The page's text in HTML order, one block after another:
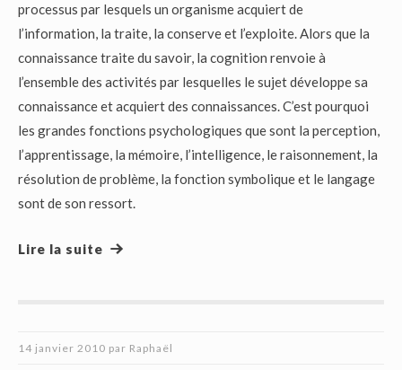
processus par lesquels un organisme acquiert de
l’information, la traite, la conserve et l’exploite. Alors que la
connaissance traite du savoir, la cognition renvoie à
l’ensemble des activités par lesquelles le sujet développe sa
connaissance et acquiert des connaissances. C’est pourquoi
les grandes fonctions psychologiques que sont la perception,
l’apprentissage, la mémoire, l’intelligence, le raisonnement, la
résolution de problème, la fonction symbolique et le langage
sont de son ressort.
Lire la suite
14 janvier 2010 par Raphaël